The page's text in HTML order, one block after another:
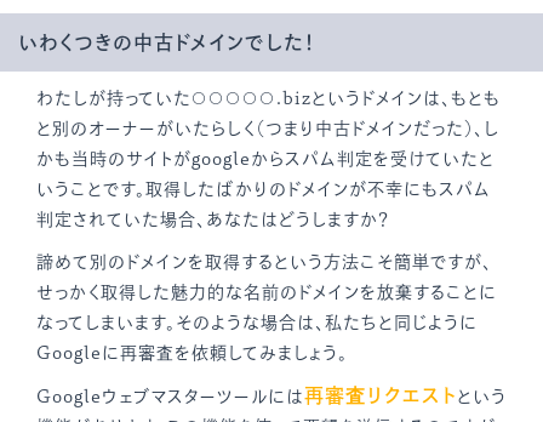
いわくつきの中古ドメインでした！
わたしが持っていた○○○○○.bizというドメインは、もとも
と別のオーナーがいたらしく（つまり中古ドメインだった）、し
かも当時のサイトがgoogleからスパム判定を受けていたと
いうことです。取得したばかりのドメインが不幸にもスパム
判定されていた場合、あなたはどうしますか？
諦めて別のドメインを取得するという方法こそ簡単ですが、
せっかく取得した魅力的な名前のドメインを放棄することに
なってしまいます。そのような場合は、私たちと同じように
Googleに再審査を依頼してみましょう。
Googleウェブマスターツールには再審査リクエスト という